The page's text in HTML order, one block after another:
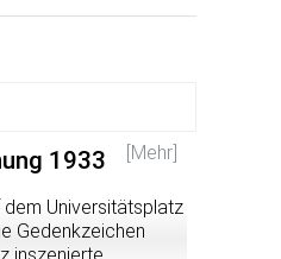
einfach nur
unten
[Mehr]
1933
dem Universitätsplatz
Gedenkzeichen